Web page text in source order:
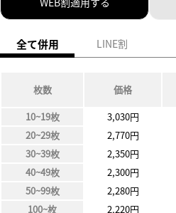
全て併用 LINE割
枚数 価格
10~19枚
3,030円
20~29枚
2,770円
30~39枚
2,350円
40~49枚
2,300円
50~99枚
2,280円
100~枚
2,220円